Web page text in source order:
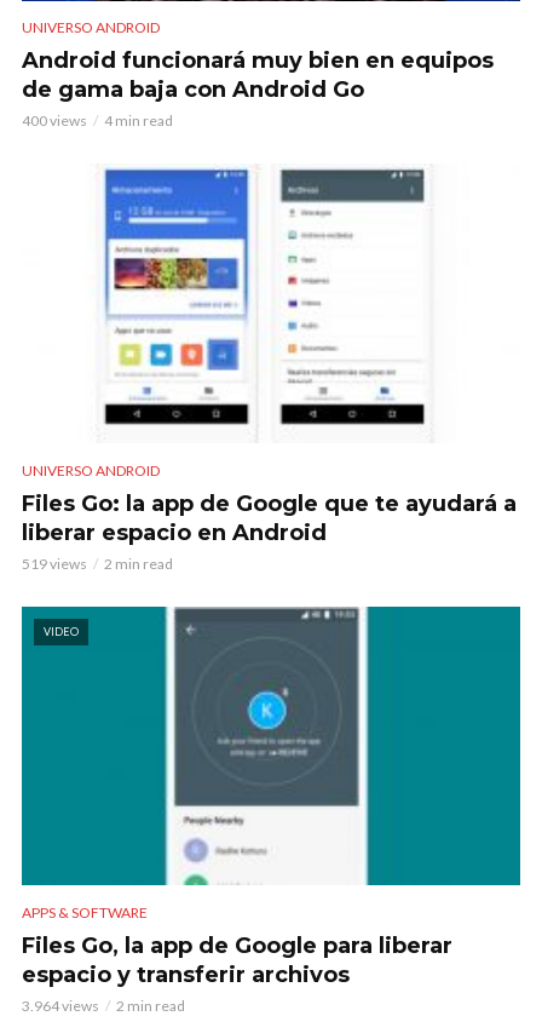
UNIVERSO ANDROID
Android funcionará muy bien en equipos
de gama baja con Android Go
400 views 4 min read
UNIVERSO ANDROID
Files Go: la app de Google que te ayudará a
liberar espacio en Android
519 views 2 min read
VIDEO
APPS & SOFTWARE
Files Go, la app de Google para liberar
espacio y transferir archivos
3.964 views 2 min read